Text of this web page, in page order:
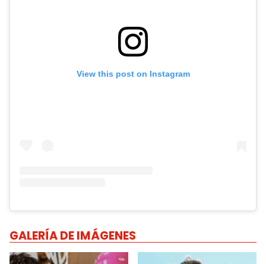
View this post on Instagram
GALERÍA DE IMÁGENES